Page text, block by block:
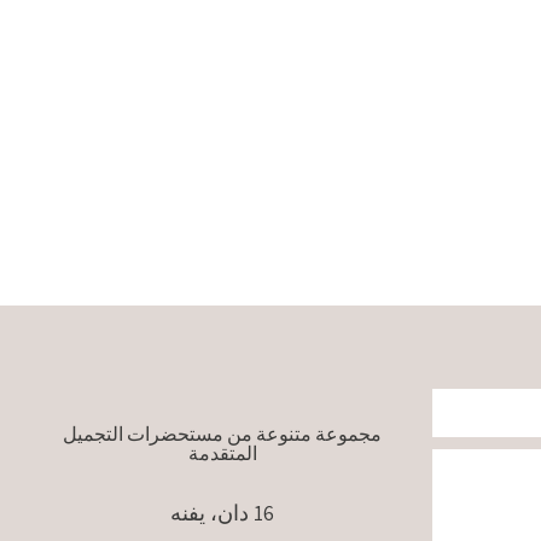
مجموعة متنوعة من مستحضرات التجميل
المتقدمة
16 دان، يفنه